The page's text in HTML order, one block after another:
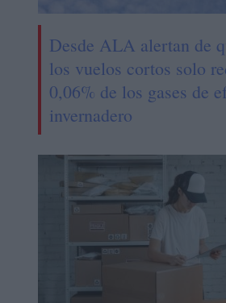
Desde ALA alertan de
los vuelos cortos solo
0,06% de los gases de
invernadero